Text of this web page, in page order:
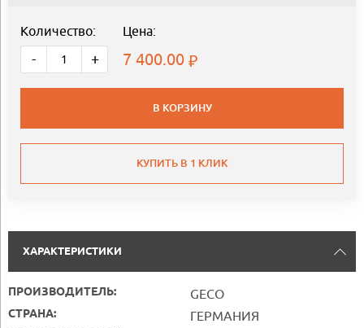
Количество:
- +
Цена:
7 400.00
В КОРЗИНУ
КУПИТЬ В 1 КЛИК
ХАРАКТЕРИСТИКИ
ПРОИЗВОДИТЕЛЬ: GECO
СТРАНА: ГЕРМАНИЯ